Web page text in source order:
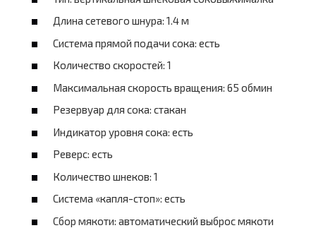
Длина сетевого шнура: 1.4 м
Система прямой подачи сока: есть
Количество скоростей: 1
Максимальная скорость вращения: 65 обмин
Резервуар для сока: стакан
Индикатор уровня сока: есть
Реверс: есть
Количество шнеков: 1
Система «капля-стоп»: есть
Сбор мякоти: автоматический выброс мякоти